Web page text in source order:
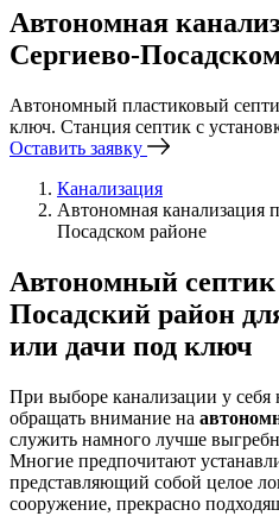
Автономная
Сергиево-
Автономный пластиковый
ключ. Станция септик с
Оставить заявку
Канализация
Автономная канализация
Посадском районе
Автономный септик
Посадский район
или дачи под ключ
При выборе канализации у себя
обращать внимание на
служить намного лучше
Многие предпочитают
представляющий собой целое
сооружение, прекрасно